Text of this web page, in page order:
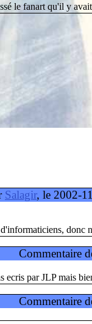
le fanart qu'il y
Salagir, le 2002-
donc
Commentaire
ecris par JLP mais
Commentaire